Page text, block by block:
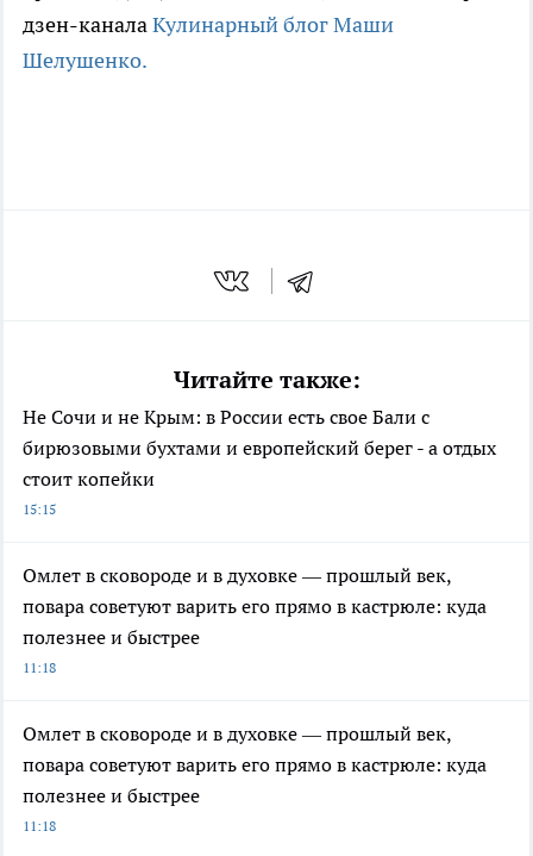
дзен-каналаКулинарный блог Маши
Шелушенко.
Читайте также:
Не Сочи и не Крым: в России есть свое Бали с
бирюзовыми бухтами и европейский берег - а отдых
стоит копейки
15:15
Омлет в сковороде и в духовке — прошлый век,
повара советуют варить его прямо в кастрюле: куда
полезнее и быстрее
11:18
Омлет в сковороде и в духовке — прошлый век,
повара советуют варить его прямо в кастрюле: куда
полезнее и быстрее
11:18